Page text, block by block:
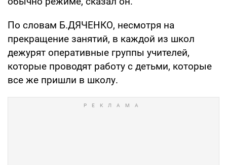
По словам Б.ДЯЧЕНКО, несмотря на
прекращение занятий, в каждой из школ
дежурят оперативные группы учителей,
которые проводят работу с детьми, которые
все же пришли в школу.